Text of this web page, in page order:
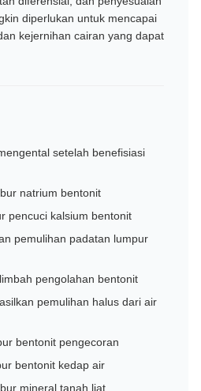
diperlukan untuk mencapai
kejernihan cairan yang dapat
setelah benefisiasi
natrium bentonit
pencuci kalsium bentonit
pemulihan padatan lumpur
pengolahan bentonit
pemulihan halus dari air
bentonit pengecoran
bentonit kedap air
mineral tanah liat